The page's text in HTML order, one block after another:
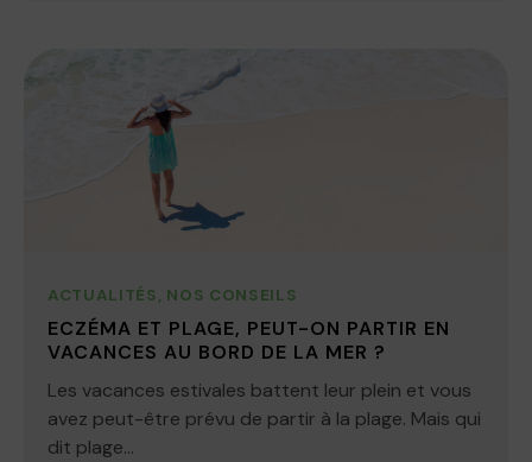
ACTUALITÉS, NOS CONSEILS
ECZÉMA ET PLAGE, PEUT-ON PARTIR EN
VACANCES AU BORD DE LA MER ?
Les vacances estivales battent leur plein et vous
avez peut-être prévu de partir à la plage. Mais qui
dit plage...